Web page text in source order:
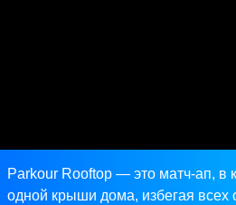
Parkour Rooftop — это матч-ап, в
одной крыши дома, избегая всех